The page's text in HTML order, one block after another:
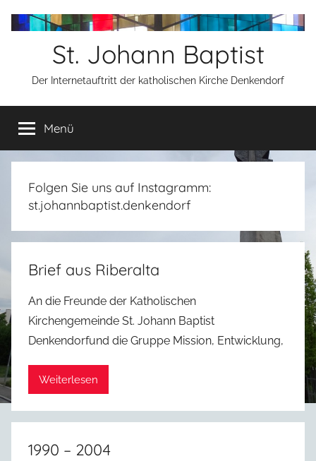
Inhalt
St. Johann Baptist
Der Internetauftritt der katholischen Kirche Denkendorf
Menü
Folgen Sie uns auf Instagramm:
st.johannbaptist.denkendorf
Brief aus Riberalta
An die Freunde der Katholischen
Kirchengemeinde St. Johann Baptist
Denkendorfund die Gruppe Mission, Entwicklung,
Weiterlesen
1990 – 2004